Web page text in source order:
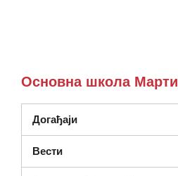
Основна школа
Догађаји
Вести